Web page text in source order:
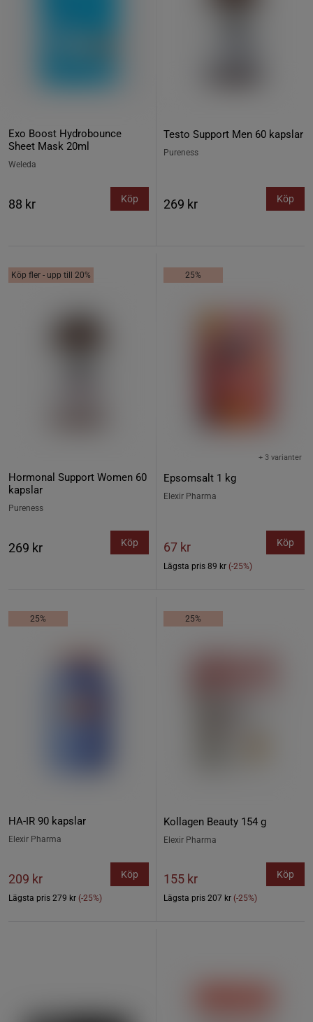
Exo Boost Hydrobounce
Sheet Mask 20ml
Weleda
88 kr Köp
Testo Support Men 60 kapslar
Pureness
269 kr Köp
Köp fler - upp till 20%
Hormonal Support Women 60
kapslar
Pureness
269 kr Köp
25%
Epsomsalt 1 kg
+ 3 varianter
Elexir Pharma
67 kr
Lägsta pris 89 kr (-25%)
Köp
25%
HA-IR 90 kapslar
Elexir Pharma
209 kr
Lägsta pris 279 kr (-25%)
Köp
25%
Kollagen Beauty 154 g
Elexir Pharma
155 kr
Lägsta pris 207 kr (-25%)
Köp